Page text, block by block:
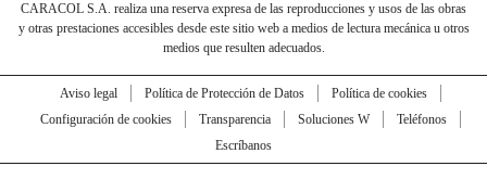
CARACOL S.A. realiza una reserva expresa de las reproducciones y usos de las obras
y otras prestaciones accesibles desde este sitio web a medios de lectura mecánica u otros
medios que resulten adecuados.
Aviso legal Política de Protección de Datos
Política de cookies
Configuración de cookies
Transparencia Soluciones W
Teléfonos
Escríbanos